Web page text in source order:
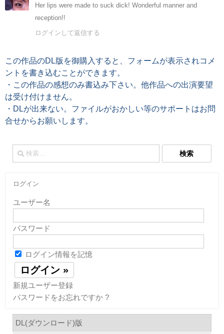
Her lips were made to suck dick! Wonderful manner and
reception!!
ログインして返信する
この作品のDL版を御購入すると、フォームが表示されコメ
ントを書き込むことができます。
・この作品の感想のみ書込み下さい。他作品への出演要望
は受け付けません。
・DLが出来ない。ファイルがおかしい等のサポートはお問
合せからお願いします。
検
索:
ログイン
ユーザー名
パスワード
ログイン情報を記憶
新規ユーザー登録
パスワードをお忘れですか ?
DL(ダウンロード)版